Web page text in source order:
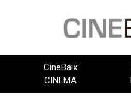
CineBaix
CINEMA